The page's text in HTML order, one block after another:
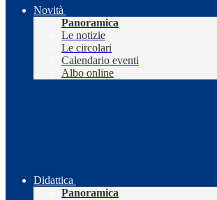
Novità
Panoramica
Le notizie
Le circolari
Calendario eventi
Albo online
Didattica
Panoramica